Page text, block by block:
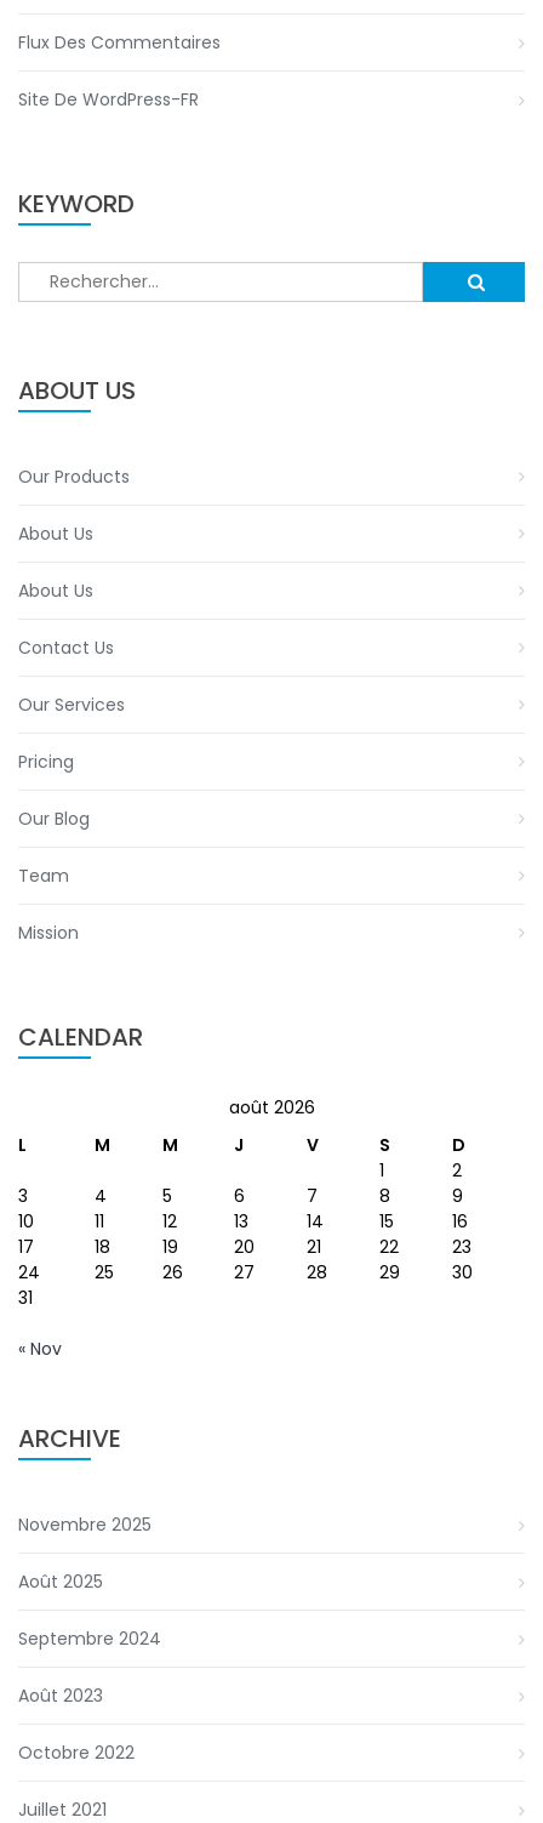
Flux Des Commentaires
Site De WordPress-FR
KEYWORD
Rechercher :
ABOUT US
Our Products
About Us
About Us
Contact Us
Our Services
Pricing
Our Blog
Team
Mission
CALENDAR
août 2026
L
M M J V S
D
1
2
3
4 5 6 7 8
9
10
11 12 13 14 15
16
17
18 19 20 21 22
23
24
25 26 27 28 29
30
31
« Nov
ARCHIVE
Novembre 2025
Août 2025
Septembre 2024
Août 2023
Octobre 2022
Juillet 2021